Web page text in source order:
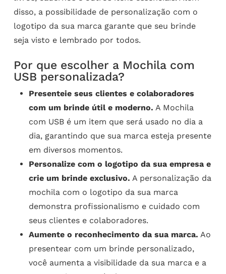
disso, a possibilidade de personalização com o
logotipo da sua marca garante que seu brinde
seja visto e lembrado por todos.
Por que escolher a Mochila com
USB personalizada?
Presenteie seus clientes e colaboradores
com um brinde útil e moderno. A Mochila
com USB é um item que será usado no dia a
dia, garantindo que sua marca esteja presente
em diversos momentos.
Personalize com o logotipo da sua empresa e
crie um brinde exclusivo. A personalização da
mochila com o logotipo da sua marca
demonstra profissionalismo e cuidado com
seus clientes e colaboradores.
Aumente o reconhecimento da sua marca. Ao
presentear com um brinde personalizado,
você aumenta a visibilidade da sua marca e a